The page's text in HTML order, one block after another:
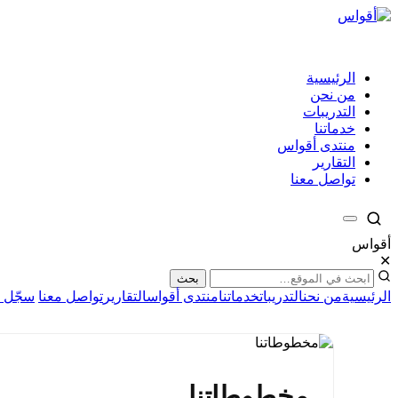
الرئيسية
من نحن
التدريبات
خدماتنا
منتدى أقواس
التقارير
تواصل معنا
أقواس
✕
بحث
الرئيسيةمن نحنالتدريباتخدماتنامنتدى أقواسالتقارير تواصل معنا سجّل